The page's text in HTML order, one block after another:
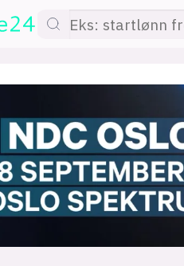
lønn
sikkerhet